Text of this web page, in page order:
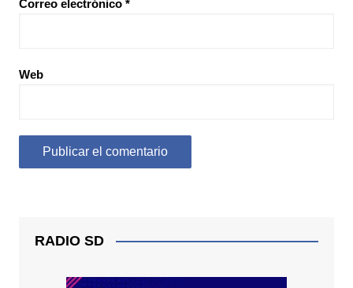
Correo electrónico *
Web
RADIO SD